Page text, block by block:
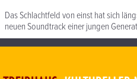
Das Schlachtfeld von einst hat sich
neuen Soundtrack einer jungen